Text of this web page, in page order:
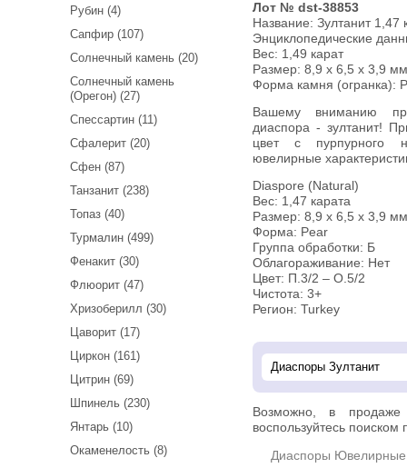
Рубин (4)
Сапфир (107)
Солнечный камень (20)
Солнечный камень
(Орегон) (27)
Спессартин (11)
Сфалерит (20)
Сфен (87)
Танзанит (238)
Топаз (40)
Турмалин (499)
Фенакит (30)
Флюорит (47)
Хризоберилл (30)
Цаворит (17)
Циркон (161)
Цитрин (69)
Шпинель (230)
Янтарь (10)
Окаменелость (8)
Лот № dst-38853
Название: Зултанит 1,47
Энциклопедические
Вес: 1,49 карат
Размер: 8,9 x 6,5 x 3,9
Форма камня (огранка):
Вашему вниманию предлагается редкая разновидность
диаспора - зултанит!
цвет с пурпурного
ювелирные
Diaspore (Natural)
Вес: 1,47 карата
Размер: 8,9 х 6,5 х 3,9 мм
Форма: Pear
Группа обработки: Б
Облагораживание: Нет
Цвет: П.3/2 – О.5/2
Чистота: 3+
Регион: Turkey
Возможно, в
воспользуйтесь поиском
Диаспоры